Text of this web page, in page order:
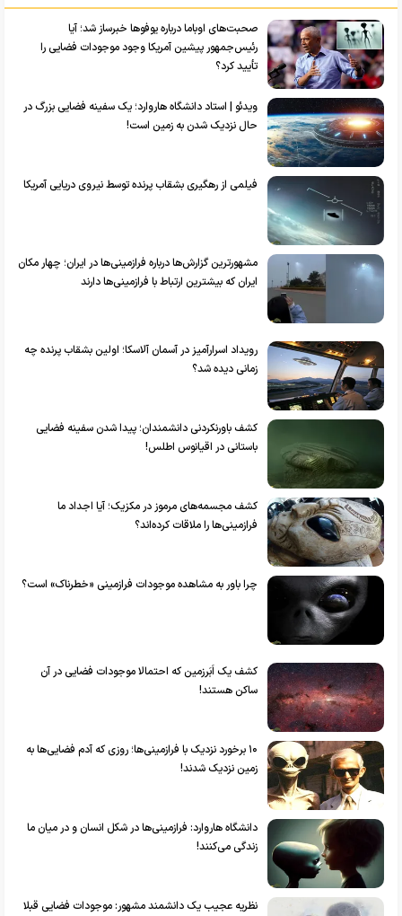
صحبت‌های اوباما درباره یوفو‌ها خبرساز شد؛ آیا
رئیس‌جمهور پیشین آمریکا وجود موجودات فضایی را
تأیید کرد؟
ویدئو | استاد دانشگاه هاروارد؛ یک سفینه فضایی بزرگ در
حال نزدیک شدن به زمین است!
فیلمی از رهگیری بشقاب پرنده توسط نیروی دریایی آمریکا
مشهورترین گزارش‌ها درباره فرازمینی‌ها در ایران؛ چهار مکان
ایران که بیشترین ارتباط با فرازمینی‌ها دارند
رویداد اسرارآمیز در آسمان آلاسکا؛ اولین بشقاب پرنده چه
زمانی دیده شد؟
کشف باورنکردنی دانشمندان؛ پیدا شدن سفینه فضایی
باستانی در اقیانوس اطلس!
کشف مجسمه‌های مرموز در مکزیک؛ آیا اجداد ما
فرازمینی‌ها را ملاقات کرده‌اند؟
چرا باور به مشاهده موجودات فرازمینی «خطرناک» است؟
کشف یک اَبَرزمین که احتمالا موجودات فضایی در آن
ساکن هستند!
۱۰ برخورد نزدیک با فرازمینی‌ها؛ روزی که آدم فضایی‌ها به
زمین نزدیک شدند!
دانشگاه هاروارد: فرازمینی‌ها در شکل انسان و در میان ما
زندگی می‌کنند!
نظریه عجیب یک دانشمند مشهور: موجودات فضایی قبلا